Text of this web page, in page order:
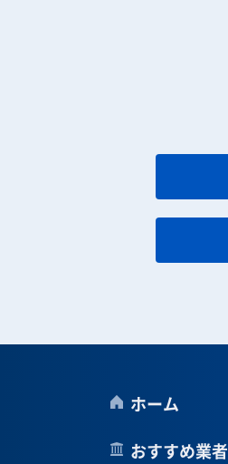
ホーム
おすすめ業者